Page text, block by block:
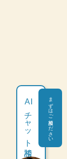
AI
チャット相談 まずはご相談ください